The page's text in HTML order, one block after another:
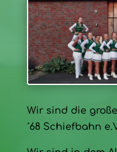
Wir sind die
´68 Schiefbahn